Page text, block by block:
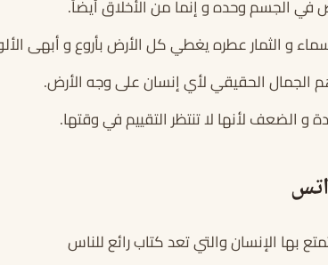
الجسم وحده و إنما من الأخلاق أيضاً.
و الثمار عطره يغطي كل الأرض بأروع و أبهى
الجمال الحقيقي لأي إنسان على وجه الأرض.
الضعف لأنها لا تنتظر التقييم في وقتها.
بها الإنسان والتي تعد كتاب رائع للناس